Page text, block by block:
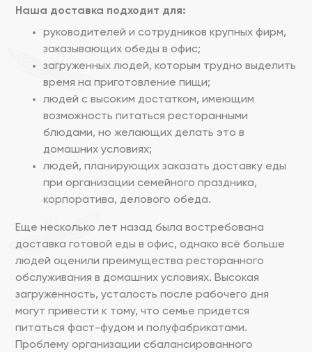
Наша доставка подходит для:
руководителей и сотрудников крупных фирм,
заказывающих обеды в офис;
загруженных людей, которым трудно выделить
время на приготовление пищи;
людей с высоким достатком, имеющим
возможность питаться ресторанными
блюдами, но желающих делать это в
домашних условиях;
людей, планирующих заказать доставку еды
при организации семейного праздника,
корпоратива, делового обеда.
Еще несколько лет назад была востребована
доставка готовой еды в офис, однако всё больше
людей оценили преимущества ресторанного
обслуживания в домашних условиях. Высокая
загруженность, усталость после рабочего дня
могут привести к тому, что семье придется
питаться фаст-фудом и полуфабрикатами.
Проблему организации сбалансированного